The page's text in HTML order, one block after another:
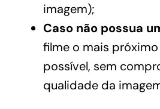
imagem);
Caso não possua
filme o mais
possível, sem
qualidade da